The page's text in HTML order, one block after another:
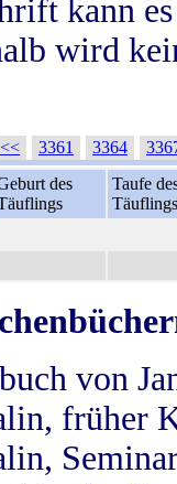
kann
wird
<< 3361 3364
des
Taufe
Täuflings
von
früher